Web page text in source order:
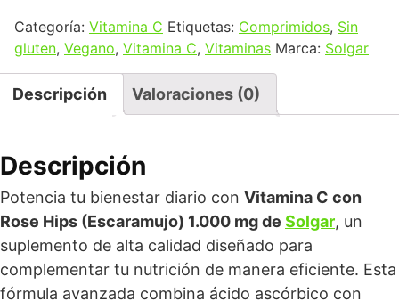
Categoría: Vitamina C Etiquetas: Comprimidos, Sin
gluten, Vegano, Vitamina C, Vitaminas Marca: Solgar
Descripción Valoraciones (0)
Descripción
Potencia tu bienestar diario con Vitamina C con
Rose Hips (Escaramujo) 1.000 mg de Solgar, un
suplemento de alta calidad diseñado para
complementar tu nutrición de manera eficiente. Esta
fórmula avanzada combina ácido ascórbico con